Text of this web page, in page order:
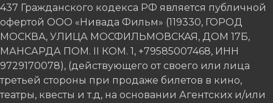
437 Гражданского кодекса РФ является публичной
офертой ООО «Нивада Фильм» (119330, ГОРОД
МОСКВА, УЛИЦА МОСФИЛЬМОВСКАЯ, ДОМ 17Б,
МАНСАРДА ПОМ. II КОМ. 1, +79585007468, ИНН
9729170078), (действующего от своего или лица
третьей стороны при продаже билетов в кино,
театры, квесты и т.д, на основании Агентских и/или